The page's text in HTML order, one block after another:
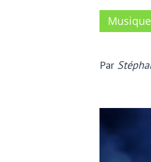
Musique
Par